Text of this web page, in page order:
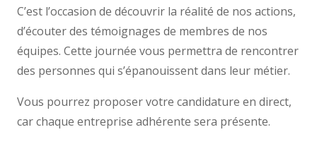
C’est l’occasion de découvrir la réalité de nos actions,
d’écouter des témoignages de membres de nos
équipes. Cette journée vous permettra de rencontrer
des personnes qui s’épanouissent dans leur métier.
Vous pourrez proposer votre candidature en direct,
car chaque entreprise adhérente sera présente.